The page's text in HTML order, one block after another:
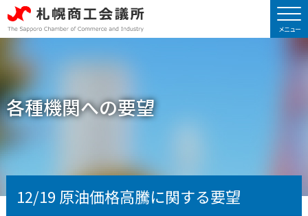
各種機関への要望
12/19 原油価格高騰に関する要望